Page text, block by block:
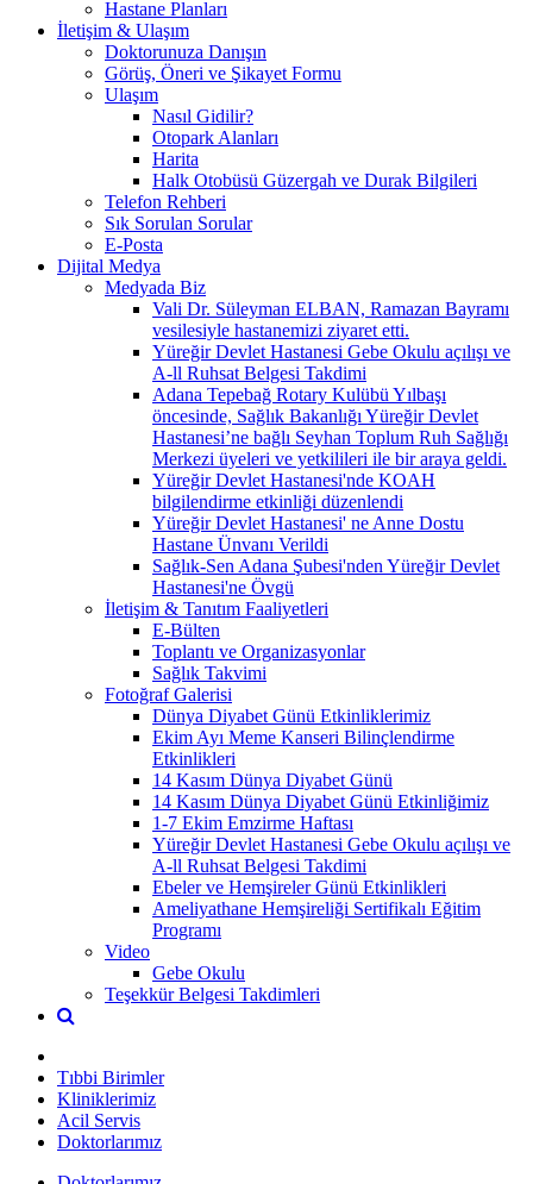
Hastane Planları
İletişim & Ulaşım
Doktorunuza Danışın
Görüş, Öneri ve Şikayet Formu
Ulaşım
Nasıl Gidilir?
Otopark Alanları
Harita
Halk Otobüsü Güzergah ve Durak Bilgileri
Telefon Rehberi
Sık Sorulan Sorular
E-Posta
Dijital Medya
Medyada Biz
Vali Dr. Süleyman ELBAN, Ramazan Bayramı
vesilesiyle hastanemizi ziyaret etti.
Yüreğir Devlet Hastanesi Gebe Okulu açılışı ve
A-ll Ruhsat Belgesi Takdimi
Adana Tepebağ Rotary Kulübü Yılbaşı
öncesinde, Sağlık Bakanlığı Yüreğir Devlet
Hastanesi’ne bağlı Seyhan Toplum Ruh Sağlığı
Merkezi üyeleri ve yetkilileri ile bir araya geldi.
Yüreğir Devlet Hastanesi'nde KOAH
bilgilendirme etkinliği düzenlendi
Yüreğir Devlet Hastanesi' ne Anne Dostu
Hastane Ünvanı Verildi
Sağlık-Sen Adana Şubesi'nden Yüreğir Devlet
Hastanesi'ne Övgü
İletişim & Tanıtım Faaliyetleri
E-Bülten
Toplantı ve Organizasyonlar
Sağlık Takvimi
Fotoğraf Galerisi
Dünya Diyabet Günü Etkinliklerimiz
Ekim Ayı Meme Kanseri Bilinçlendirme
Etkinlikleri
14 Kasım Dünya Diyabet Günü
14 Kasım Dünya Diyabet Günü Etkinliğimiz
1-7 Ekim Emzirme Haftası
Yüreğir Devlet Hastanesi Gebe Okulu açılışı ve
A-ll Ruhsat Belgesi Takdimi
Ebeler ve Hemşireler Günü Etkinlikleri
Ameliyathane Hemşireliği Sertifikalı Eğitim
Programı
Video
Gebe Okulu
Teşekkür Belgesi Takdimleri
Tıbbi Birimler
Kliniklerimiz
Acil Servis
Doktorlarımız